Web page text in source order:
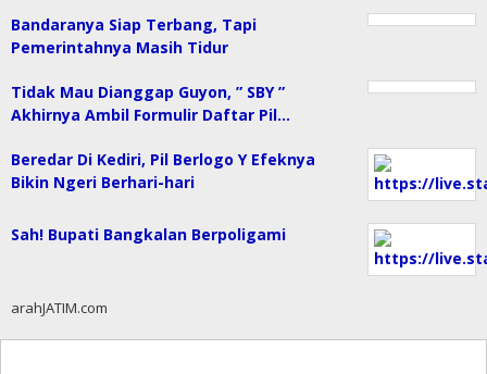
Bandaranya Siap Terbang, Tapi
Pemerintahnya Masih Tidur
Tidak Mau Dianggap Guyon, ” SBY ”
Akhirnya Ambil Formulir Daftar Pil…
Beredar Di Kediri, Pil Berlogo Y Efeknya
Bikin Ngeri Berhari-hari
Sah! Bupati Bangkalan Berpoligami
arahJATIM.com